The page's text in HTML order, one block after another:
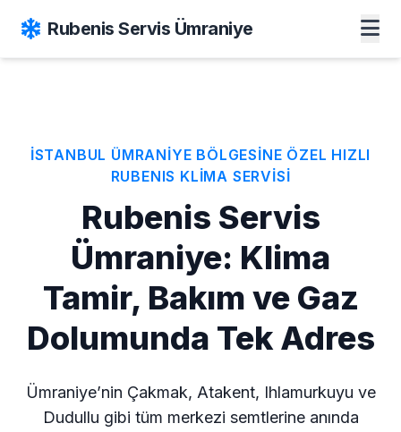
Rubenis Servis Ümraniye
İSTANBUL ÜMRANİYE BÖLGESİNE ÖZEL HIZLI
RUBENIS KLİMA SERVİSİ
Rubenis Servis
Ümraniye: Klima
Tamir, Bakım ve Gaz
Dolumunda Tek Adres
Ümraniye’nin Çakmak, Atakent, Ihlamurkuyu ve
Dudullu gibi tüm merkezi semtlerine anında